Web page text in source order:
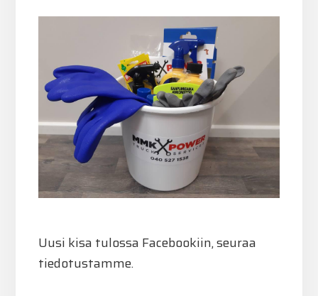
Uusi kisa tulossa Facebookiin, seuraa
tiedotustamme.